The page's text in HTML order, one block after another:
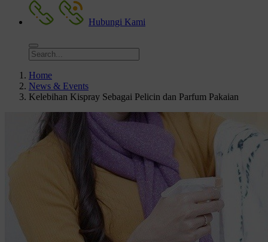
Hubungi Kami
Home
News & Events
Kelebihan Kispray Sebagai Pelicin dan Parfum Pakaian